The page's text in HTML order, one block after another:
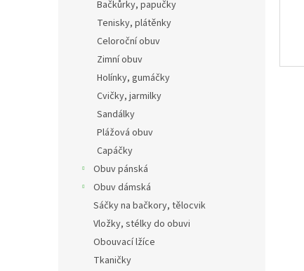
Bačkůrky, papučky
Tenisky, plátěnky
Celoroční obuv
Zimní obuv
Holínky, gumáčky
Cvičky, jarmilky
Sandálky
Plážová obuv
Capáčky
Obuv pánská
Obuv dámská
Sáčky na bačkory, tělocvik
Vložky, stélky do obuvi
Obouvací lžíce
Tkaničky